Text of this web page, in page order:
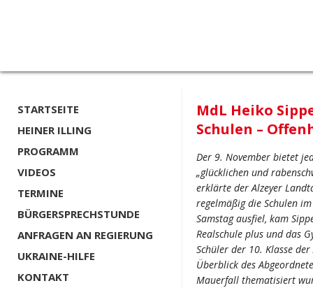
STARTSEITE
HEINER ILLING
PROGRAMM
VIDEOS
TERMINE
BÜRGERSPRECHSTUNDE
ANFRAGEN AN REGIERUNG
UKRAINE-HILFE
KONTAKT
MdL Heiko
Schulen –
Der 9. November bietet
„glücklichen und
erklärte der Alzeyer
regelmäßig die Schulen
Samstag ausfiel, kam
Realschule plus und das
Schüler der 10. Klasse
Überblick des
Mauerfall thematisiert